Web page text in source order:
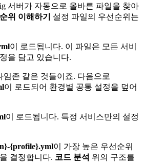
서버가 자동으로 올바른 파일을 찾아
위 이해하기
설정 파일의 우선순위는
이 로드됩니다. 이 파일은 모든 서비
을 담고 있습니다.
임존 같은 것들이죠. 다음으로
이 로드되어 환경별 공통 설정을 덮어
이 로드됩니다. 특정 서비스만의 설정
{profile}.yml이 가장 높은 우선순위
결정합니다. 코드 분석 위의 구조를